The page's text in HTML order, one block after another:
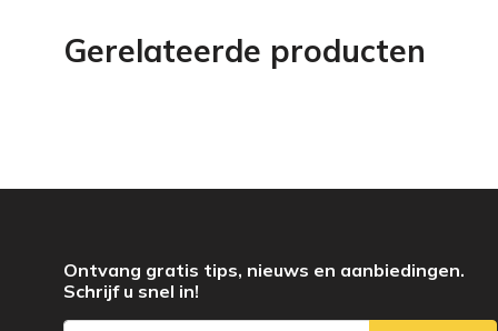
Gerelateerde producten
Ontvang gratis tips, nieuws en aanbiedingen.
Schrijf u snel in!